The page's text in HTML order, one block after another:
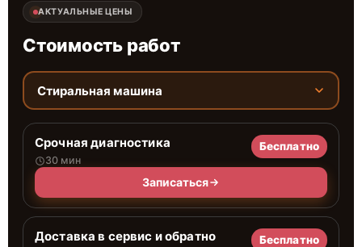
АКТУАЛЬНЫЕ ЦЕНЫ
Стоимость работ
Стиральная машина
Срочная диагностика
30 мин
Бесплатно
Записаться
Доставка в сервис и обратно Бесплатно